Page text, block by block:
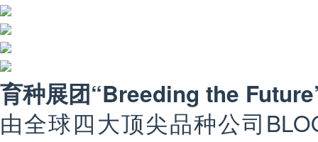
育种展团“Breeding the
由全球四大顶尖品种公司